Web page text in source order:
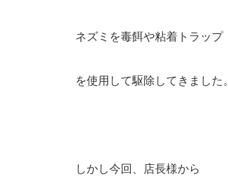
ネズミを毒餌や粘着トラップ
を使用して駆除してきました。
しかし今回、店長様から